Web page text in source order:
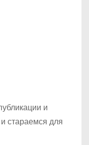
и
стараемся для